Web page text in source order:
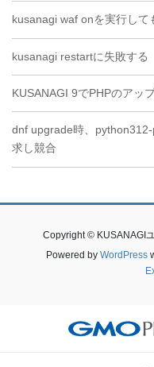
kusanagi waf onを実行して
kusanagi restartに失敗する
KUSANAGI 9でPHPのアッ
dnf upgrade時、
求し競合
Copyright © KUSANAGI
Powered by WordPress